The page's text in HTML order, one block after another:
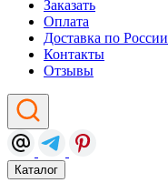
Заказать
Оплата
Доставка по России
Контакты
Отзывы
Каталог